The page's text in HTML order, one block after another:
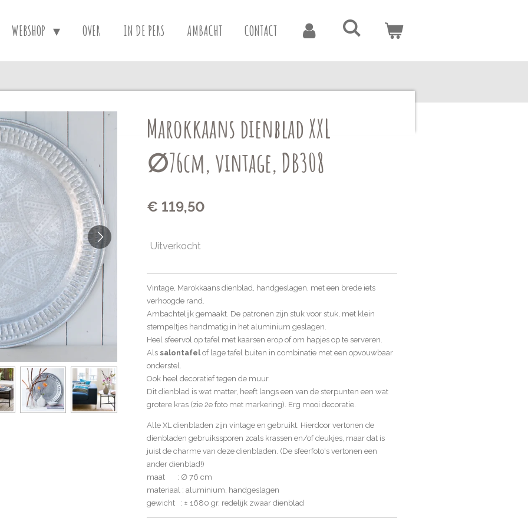
WEBSHOP OVER IN DE PERS AMBACHT CONTACT
Marokkaans dienblad XXL
∅76cm, vintage, DB308
€ 119,50
Uitverkocht
Vintage, Marokkaans dienblad, handgeslagen, met een brede iets
verhoogde rand.
Ambachtelijk gemaakt. De patronen zijn stuk voor stuk, met klein
stempeltjes handmatig in het aluminium geslagen.
Heel sfeervol op tafel met kaarsen erop of om hapjes op te serveren.
Als salontafel of lage tafel buiten in combinatie met een opvouwbaar
onderstel.
Ook heel decoratief tegen de muur.
Dit dienblad is wat matter, heeft langs een van de sterpunten een wat
grotere kras (zie 2e foto met markering). Erg mooi decoratie.
Alle XL dienbladen zijn vintage en gebruikt. Hierdoor vertonen de
dienbladen gebruikssporen zoals krassen en/of deukjes, maar dat is
juist de charme van deze dienbladen. (De sfeerfoto's vertonen een
ander dienblad!)
maat : ∅ 76 cm
materiaal : aluminium, handgeslagen
gewicht : ± 1680 gr. redelijk zwaar dienblad